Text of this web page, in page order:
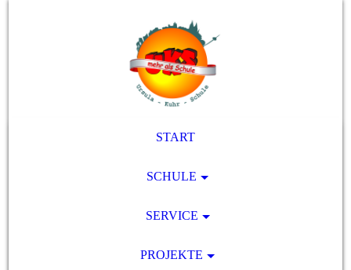
START
SCHULE
SERVICE
PROJEKTE